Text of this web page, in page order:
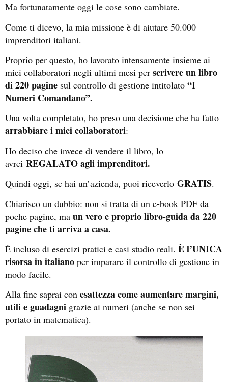
Ma fortunatamente oggi le cose sono cambiate.
Come ti dicevo, la mia missione è di aiutare 50.000
imprenditori italiani.
Proprio per questo, ho lavorato intensamente insieme ai
miei collaboratori negli ultimi mesi per scrivere un libro
di 220 pagine sul controllo di gestione intitolato “I
Numeri Comandano”.
Una volta completato, ho preso una decisione che ha fatto
arrabbiare i miei collaboratori:
Ho deciso che invece di vendere il libro, lo
avrei REGALATO agli imprenditori.
Quindi oggi, se hai un’azienda, puoi riceverlo GRATIS.
Chiarisco un dubbio: non si tratta di un e-book PDF da
poche pagine, ma un vero e proprio libro-guida da 220
pagine che ti arriva a casa.
È incluso di esercizi pratici e casi studio reali. È l’UNICA
risorsa in italiano per imparare il controllo di gestione in
modo facile.
Alla fine saprai con esattezza come aumentare margini,
utili e guadagni grazie ai numeri (anche se non sei
portato in matematica).